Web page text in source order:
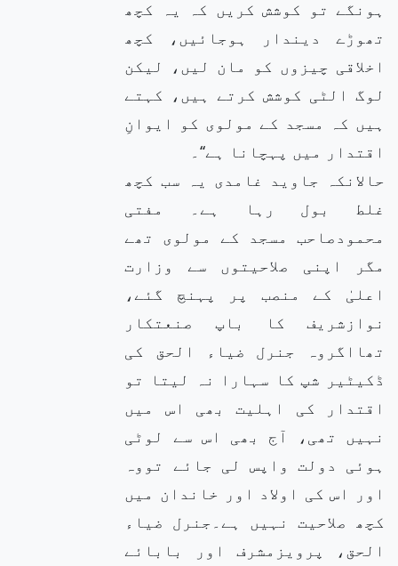
ہونگے تو کوشش کریں کہ یہ کچھ
تھوڑے دیندار ہوجائیں، کچھ
اخلاقی چیزوں کو مان لیں، لیکن
لوگ الٹی کوشش کرتے ہیں، کہتے
ہیں کہ مسجد کے مولوی کو ایوانِ
اقتدار میں پہچانا ہے‘‘۔
حالانکہ جاوید غامدی یہ سب کچھ
غلط بول رہا ہے۔ مفتی
محمودصاحب مسجد کے مولوی تھے
مگر اپنی صلاحیتوں سے وزارت
اعلیٰ کے منصب پر پہنچ گئے،
نوازشریف کا باپ صنعتکار
تھااگروہ جنرل ضیاء الحق کی
ڈکیٹیر شپ کا سہارا نہ لیتا تو
اقتدار کی اہلیت بھی اس میں
نہیں تھی، آج بھی اس سے لوٹی
ہوئی دولت واپس لی جائے تووہ
اور اس کی اولاد اور خاندان میں
کچھ صلاحیت نہیں ہے۔جنرل ضیاء
الحق، پرویزمشرف اور بابائے